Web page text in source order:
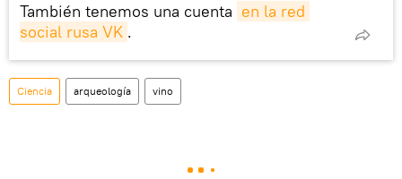
También tenemos una cuenta en la red
social rusa VK .
Ciencia arqueología vino